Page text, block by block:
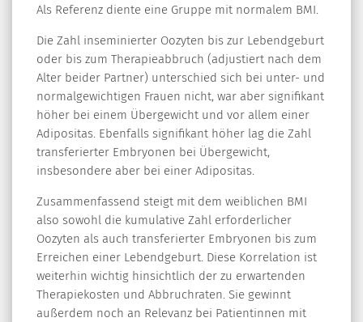
Als Referenz diente eine Gruppe mit normalem BMI.
Die Zahl inseminierter Oozyten bis zur Lebendgeburt
oder bis zum Therapieabbruch (adjustiert nach dem
Alter beider Partner) unterschied sich bei unter- und
normalgewichtigen Frauen nicht, war aber signifikant
höher bei einem Übergewicht und vor allem einer
Adipositas. Ebenfalls signifikant höher lag die Zahl
transferierter Embryonen bei Übergewicht,
insbesondere aber bei einer Adipositas.
Zusammenfassend steigt mit dem weiblichen BMI
also sowohl die kumulative Zahl erforderlicher
Oozyten als auch transferierter Embryonen bis zum
Erreichen einer Lebendgeburt. Diese Korrelation ist
weiterhin wichtig hinsichtlich der zu erwartenden
Therapiekosten und Abbruchraten. Sie gewinnt
außerdem noch an Relevanz bei Patientinnen mit